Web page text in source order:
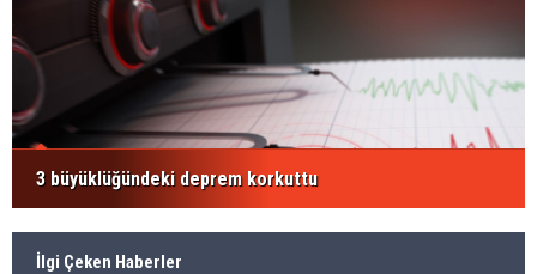
3 büyüklüğündeki deprem korkuttu
İlgi Çeken Haberler